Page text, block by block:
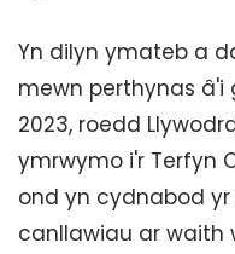
Yn dilyn ymateb a
mewn perthynas â'i
2023, roedd
ymrwymo i'r Terfyn
ond yn cydnabod
canllawiau ar waith